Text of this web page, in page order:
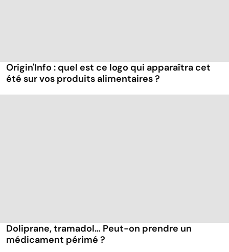
Origin'Info : quel est ce logo qui apparaîtra cet
été sur vos produits alimentaires ?
Doliprane, tramadol… Peut-on prendre un
médicament périmé ?